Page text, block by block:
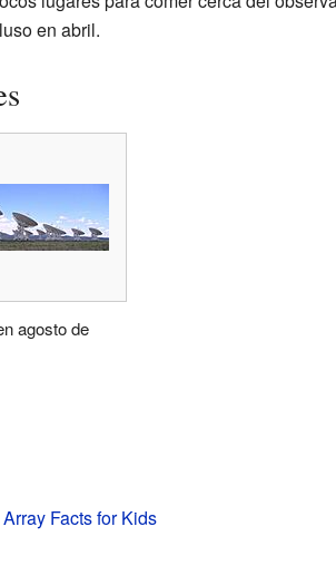
en abril.
agosto de
Facts for Kids